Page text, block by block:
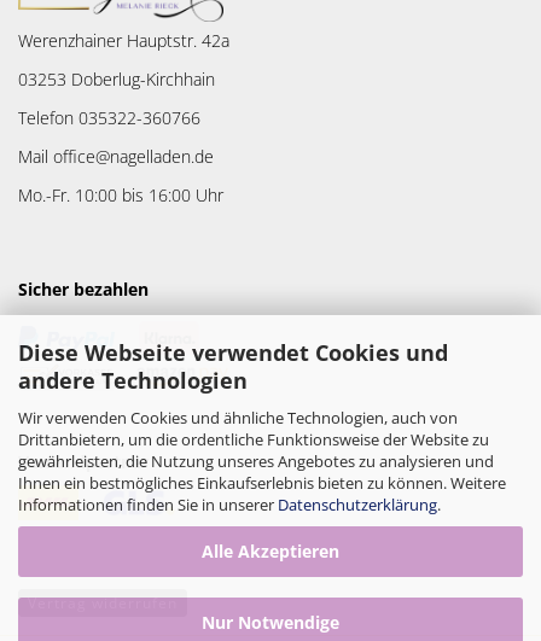
Diese Webseite verwendet Cookies und
andere Technologien
Wir verwenden Cookies und ähnliche Technologien, auch von
Drittanbietern, um die ordentliche Funktionsweise der Website zu
gewährleisten, die Nutzung unseres Angebotes zu analysieren und
Ihnen ein bestmögliches Einkaufserlebnis bieten zu können. Weitere
Informationen finden Sie in unserer Datenschutzerklärung.
Alle Akzeptieren
Nur Notwendige
Werenzhainer Hauptstr. 42a
03253 Doberlug-Kirchhain
Telefon 035322-360766
Mail office@nagelladen.de
Mo.-Fr. 10:00 bis 16:00 Uhr
Sicher bezahlen
Versandpartner
Vertrag widerrufen